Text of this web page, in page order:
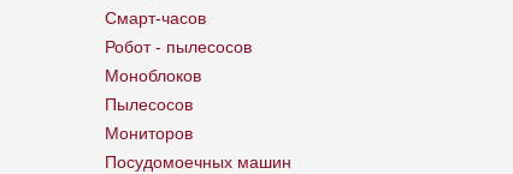
Смарт-часов
Робот - пылесосов
Моноблоков
Пылесосов
Мониторов
Посудомоечных машин